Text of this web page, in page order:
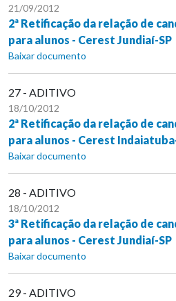
21/09/2012
2ª Retificação da relação de
para alunos - Cerest Jundiaí-SP
Baixar documento
27 - ADITIVO
18/10/2012
2ª Retificação da relação de
para alunos - Cerest
Baixar documento
28 - ADITIVO
18/10/2012
3ª Retificação da relação de
para alunos - Cerest Jundiaí-SP
Baixar documento
29 - ADITIVO